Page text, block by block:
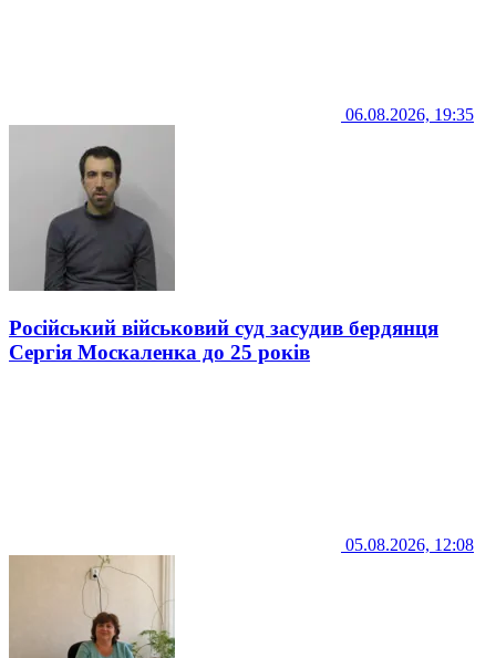
06.08.2026, 19:35
Російський військовий суд засудив бердянця
Сергія Москаленка до 25 років
05.08.2026, 12:08